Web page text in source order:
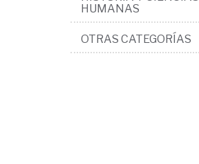
HUMANAS
OTRAS CATEGORÍAS